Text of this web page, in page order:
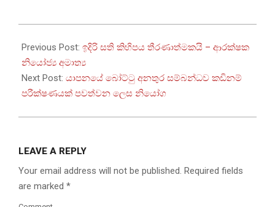
03-
06
Previous Post: ඉදිරි සති කිහිපය තීරණාත්මකයි – ආරක්ෂක
නියෝජ්‍ය අමාත්‍ය
Next Post: යාපනයේ බෝට්ටු අනතුර සම්බන්ධව කඩිනම්
පරීක්ෂණයක් පවත්වන ලෙස නියෝග
LEAVE A REPLY
Your email address will not be published. Required fields
are marked *